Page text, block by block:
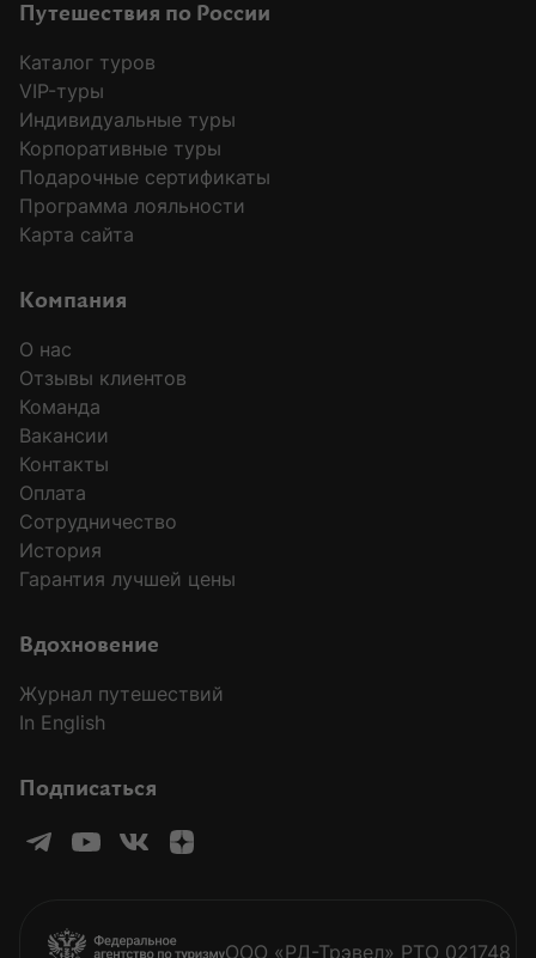
Путешествия по России
Каталог туров
VIP-туры
Индивидуальные туры
Корпоративные туры
Подарочные сертификаты
Программа лояльности
Карта сайта
Компания
О нас
Отзывы клиентов
Команда
Вакансии
Контакты
Оплата
Сотрудничество
История
Гарантия лучшей цены
Вдохновение
Журнал путешествий
In English
Подписаться
ООО «РД-Трэвел» РТО 021748